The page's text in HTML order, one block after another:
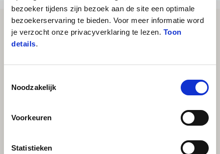
bezoeker tijdens zijn bezoek aan de site een optimale
bezoekerservaring te bieden. Voor meer informatie word
je verzocht onze privacyverklaring te lezen. Toon
details.
Noodzakelijk
Voorkeuren
Statistieken